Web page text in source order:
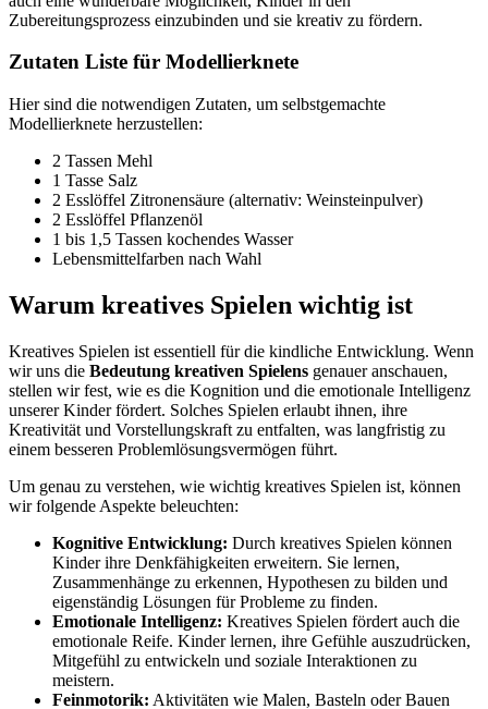
Zubereitungsprozess einzubinden und sie kreativ zu fördern.
Zutaten Liste für Modellierknete
Hier sind die notwendigen Zutaten, um selbstgemachte
Modellierknete herzustellen:
2 Tassen Mehl
1 Tasse Salz
2 Esslöffel Zitronensäure (alternativ: Weinsteinpulver)
2 Esslöffel Pflanzenöl
1 bis 1,5 Tassen kochendes Wasser
Lebensmittelfarben nach Wahl
Warum kreatives Spielen wichtig ist
Kreatives Spielen ist essentiell für die kindliche Entwicklung. Wenn
wir uns die Bedeutung kreativen Spielens genauer anschauen,
stellen wir fest, wie es die Kognition und die emotionale Intelligenz
unserer Kinder fördert. Solches Spielen erlaubt ihnen, ihre
Kreativität und Vorstellungskraft zu entfalten, was langfristig zu
einem besseren Problemlösungsvermögen führt.
Um genau zu verstehen, wie wichtig kreatives Spielen ist, können
wir folgende Aspekte beleuchten:
Kognitive Entwicklung: Durch kreatives Spielen können
Kinder ihre Denkfähigkeiten erweitern. Sie lernen,
Zusammenhänge zu erkennen, Hypothesen zu bilden und
eigenständig Lösungen für Probleme zu finden.
Emotionale Intelligenz: Kreatives Spielen fördert auch die
emotionale Reife. Kinder lernen, ihre Gefühle auszudrücken,
Mitgefühl zu entwickeln und soziale Interaktionen zu
meistern.
Feinmotorik: Aktivitäten wie Malen, Basteln oder Bauen